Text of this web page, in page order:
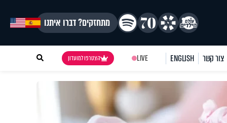
מתחזקים? דברו איתנו
צור קשר ENGLISH
LIVE הצטרפו למועדון